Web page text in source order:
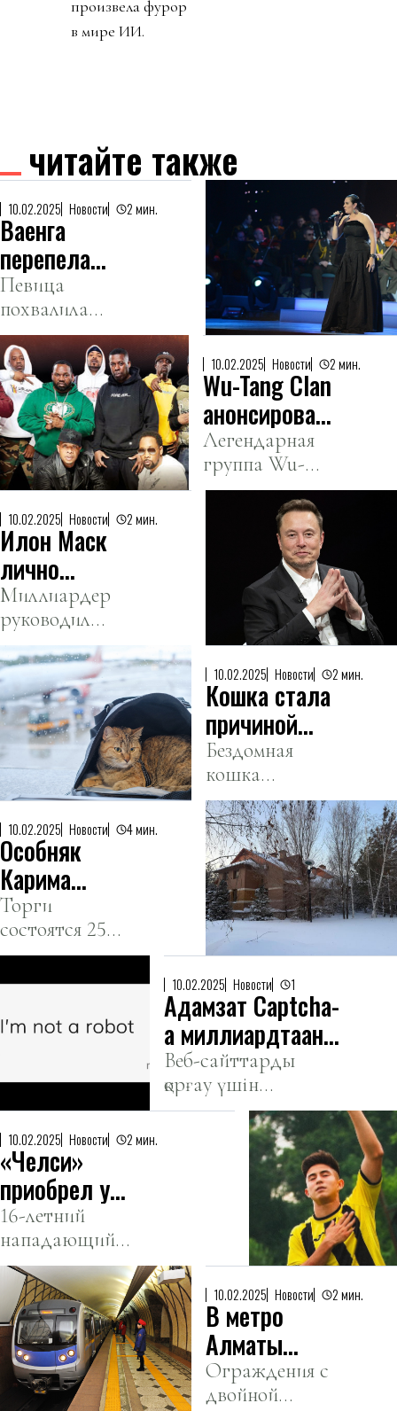
произвела фурор
в мире ИИ.
читайте также
10.02.2025 Новости 2 мин.
Ваенга
перепела
песню
про бобра
Певица
похвалила
автора
мемного хита.
10.02.2025 Новости 2 мин.
Wu-Tang Clan
анонсировали
новый
альбом
Легендарная
группа Wu-
Tang Clan
объявила о
выходе своего
нового альбома
под названием
«Black Samson,
The Bastard
который
выйдет 12
апреля.
10.02.2025 Новости 2 мин.
Илон Маск
лично
курировал
закрытие
USAID
— Guardian
Миллиардер
руководил
сотрудниками
DOGE по
телефону.
10.02.2025 Новости 2 мин.
Кошка стала
причиной
отмены
авиарейса
Бездомная
кошка
безбилетница
не пострадала.
10.02.2025 Новости 4 мин.
Особняк
Карима
Масимова в
Астане
выставлен на
аукцион
Торги
состоятся 25
февраля.
10.02.2025 Новости 1
Адамзат Captcha-
ға миллиардтаған
сағаттар мен
долларлар
жоғалтты -
Веб-сайттарды
қорғау үшін
жасалған captcha
пайдаланушыларды
қадағалау құралына
10.02.2025 Новости 2 мин.
«Челси»
приобрел у
«Кайрата»
Дастана Сатпаева
16-летний
нападающий
сможет начать
выступать за
лондонский клуб с
лета 2026 года.
10.02.2025 Новости 2 мин.
В метро
Алматы
установили
новые
Ограждения с
двойной